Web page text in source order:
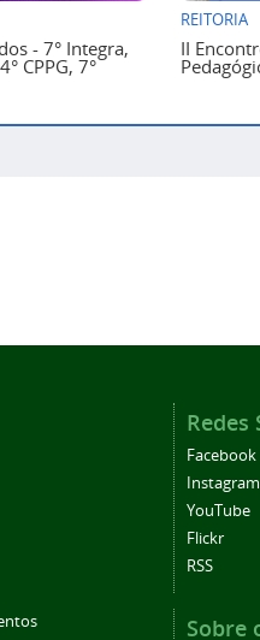
- 7° Integra,
CPPG, 7°
REITORIA
II
Redes
Facebook
Instagram
YouTube
Flickr
RSS
Sobre